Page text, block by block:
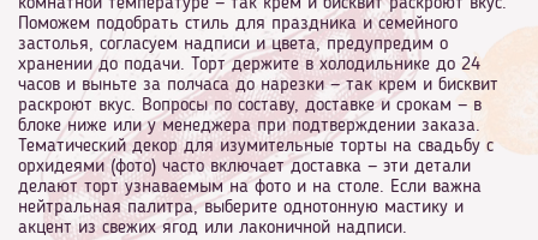
Поможем подобрать стиль для праздника и семейного
застолья, согласуем надписи и цвета, предупредим о
хранении до подачи. Торт держите в холодильнике до 24
часов и выньте за полчаса до нарезки — так крем и бисквит
раскроют вкус. Вопросы по составу, доставке и срокам — в
блоке ниже или у менеджера при подтверждении заказа.
Тематический декор для изумительные торты на свадьбу с
орхидеями (фото) часто включает доставка — эти детали
делают торт узнаваемым на фото и на столе. Если важна
нейтральная палитра, выберите однотонную мастику и
акцент из свежих ягод или лаконичной надписи.